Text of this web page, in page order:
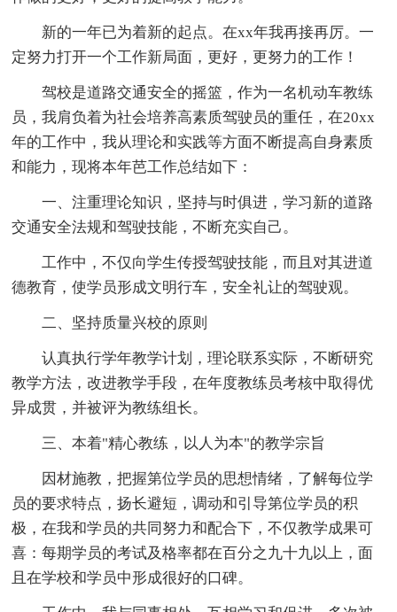
新的一年已为着新的起点。在xx年我再接再厉。一
定努力打开一个工作新局面，更好，更努力的工作！
驾校是道路交通安全的摇篮，作为一名机动车教练
员，我肩负着为社会培养高素质驾驶员的重任，在20xx
年的工作中，我从理论和实践等方面不断提高自身素质
和能力，现将本年芭工作总结如下：
一、注重理论知识，坚持与时俱进，学习新的道路
交通安全法规和驾驶技能，不断充实自己。
工作中，不仅向学生传授驾驶技能，而且对其进道
德教育，使学员形成文明行车，安全礼让的驾驶观。
二、坚持质量兴校的原则
认真执行学年教学计划，理论联系实际，不断研究
教学方法，改进教学手段，在年度教练员考核中取得优
异成贯，并被评为教练组长。
三、本着"精心教练，以人为本"的教学宗旨
因材施教，把握第位学员的思想情绪，了解每位学
员的要求特点，扬长避短，调动和引导第位学员的积
极，在我和学员的共同努力和配合下，不仅教学成果可
喜：每期学员的考试及格率都在百分之九十九以上，面
且在学校和学员中形成很好的口碑。